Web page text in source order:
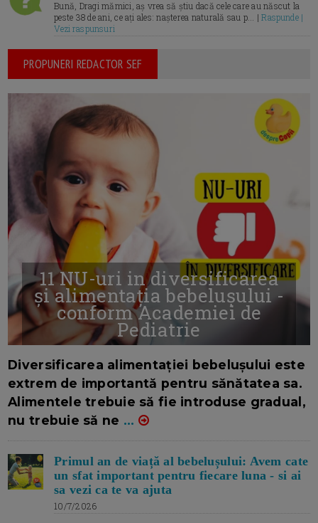
Bună, Dragi mămici, aș vrea să știu dacă cele care au născut la
peste 38 de ani, ce ați ales: nașterea naturală sau p... |Raspunde |
Vezi raspunsuri
PROPUNERI REDACTOR SEF
11 NU-uri in diversificarea
și alimentația bebelușului -
conform Academiei de
Pediatrie
Diversificarea alimentației bebelușului este
extrem de importantă pentru sănătatea sa.
Alimentele trebuie să fie introduse gradual,
nu trebuie să ne ...
Primul an de viață al bebelușului: Avem cate
un sfat important pentru fiecare luna - si ai
sa vezi ca te va ajuta
10/7/2026